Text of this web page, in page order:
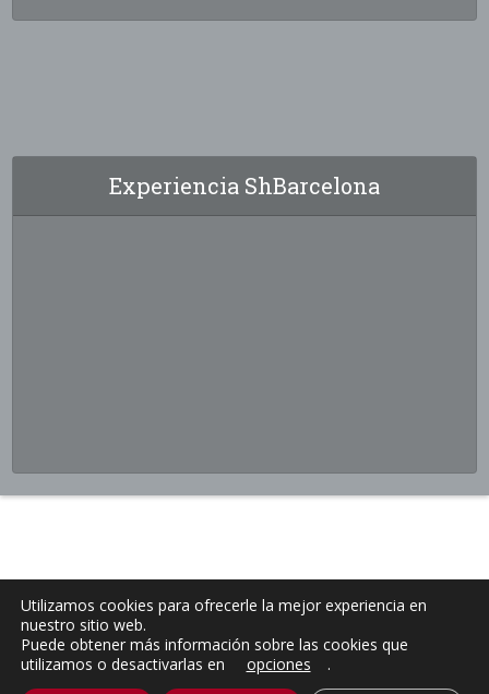
Experiencia ShBarcelona
Utilizamos cookies para ofrecerle la mejor experiencia en
nuestro sitio web.
Puede obtener más información sobre las cookies que
utilizamos o desactivarlas en
opciones .